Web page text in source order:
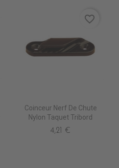
Coinceur Nerf De Chute
Nylon Taquet Tribord
4,21 €
favorite_border